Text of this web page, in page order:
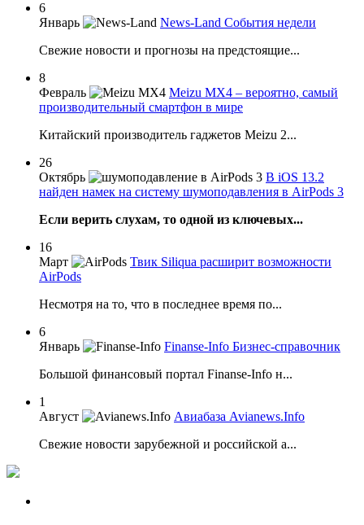
6
Январь
News-Land События недели
Свежие новости и прогнозы на предстоящие...
8
Февраль
Meizu MX4 – вероятно, самый
производительный смартфон в мире
Китайский производитель гаджетов Meizu 2...
26
Октябрь
В iOS 13.2
найден намек на систему шумоподавления в AirPods 3
Если верить слухам, то одной из ключевых...
16
Март
Твик Siliqua расширит возможности
AirPods
Несмотря на то, что в последнее время по...
6
Январь
Finanse-Info Бизнес-справочник
Большой финансовый портал Finanse-Info н...
1
Август
Авиабаза Avianews.Info
Свежие новости зарубежной и российской а...